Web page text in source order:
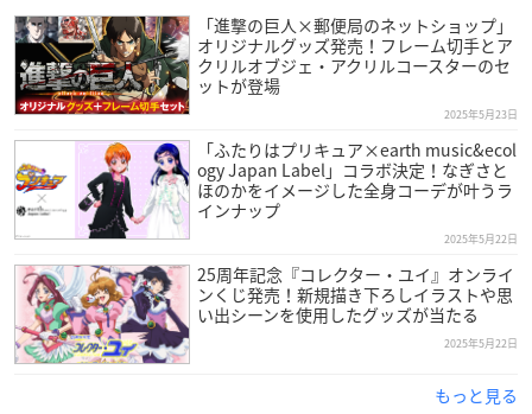
「進撃の巨人×郵便局のネットショップ」
オリジナルグッズ発売！フレーム切手とア
クリルオブジェ・アクリルコースターのセ
ットが登場
2025年5月23日
「ふたりはプリキュア×earth music&ecol
ogy Japan Label」コラボ決定！なぎさと
ほのかをイメージした全身コーデが叶うラ
インナップ
2025年5月22日
25周年記念『コレクター・ユイ』オンライ
ンくじ発売！新規描き下ろしイラストや思
い出シーンを使用したグッズが当たる
2025年5月22日
もっと見る